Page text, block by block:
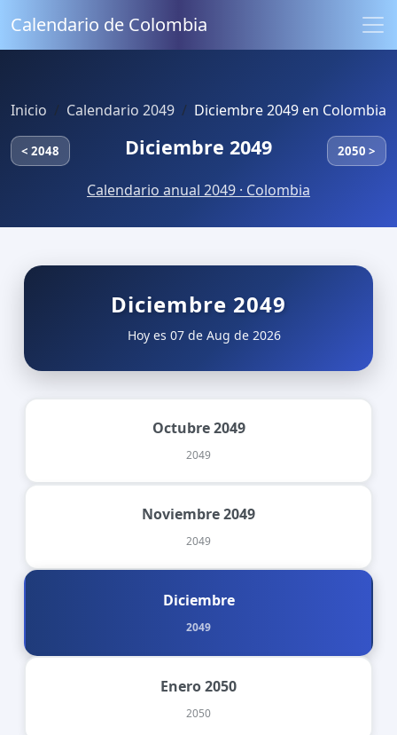
Calendario de Colombia
Inicio Calendario 2049 Diciembre 2049 en Colombia
< 2048 Diciembre 2049 2050 >
Calendario anual 2049 · Colombia
Diciembre 2049
Hoy es 07 de Aug de 2026
Octubre 2049
2049
Noviembre 2049
2049
Diciembre
2049
Enero 2050
2050